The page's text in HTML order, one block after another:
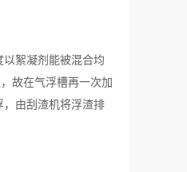
絮凝剂能被混合均
故在气浮槽再一次加
，由刮渣机将浮渣排